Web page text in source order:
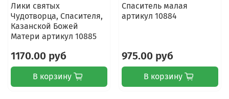
Лики святых
Чудотворца, Спасителя,
Казанской Божей
Матери артикул 10885
1170.00 руб
В корзину
Спаситель малая
артикул 10884
975.00 руб
В корзину